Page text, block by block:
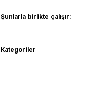
Şunlarla birlikte çalışır:
Kategoriler